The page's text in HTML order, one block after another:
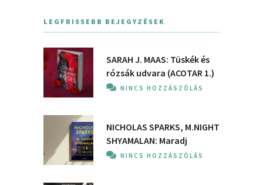
LEGFRISSEBB BEJEGYZÉSEK
SARAH J. MAAS: Tüskék és
rózsák udvara (ACOTAR 1.)
NINCS HOZZÁSZÓLÁS
NICHOLAS SPARKS, M.NIGHT
SHYAMALAN: Maradj
NINCS HOZZÁSZÓLÁS